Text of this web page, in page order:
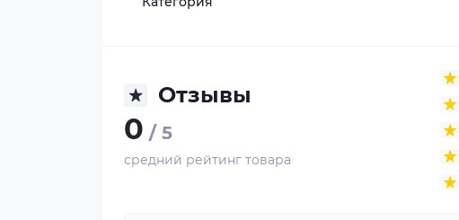
Отзывы
0 / 5
средний рейтинг товара